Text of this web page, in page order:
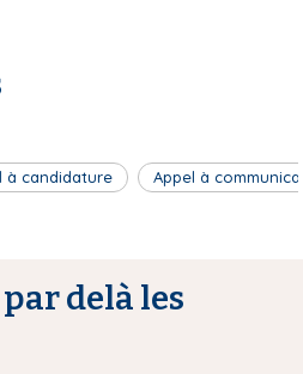
à candidature Appel à
delà les